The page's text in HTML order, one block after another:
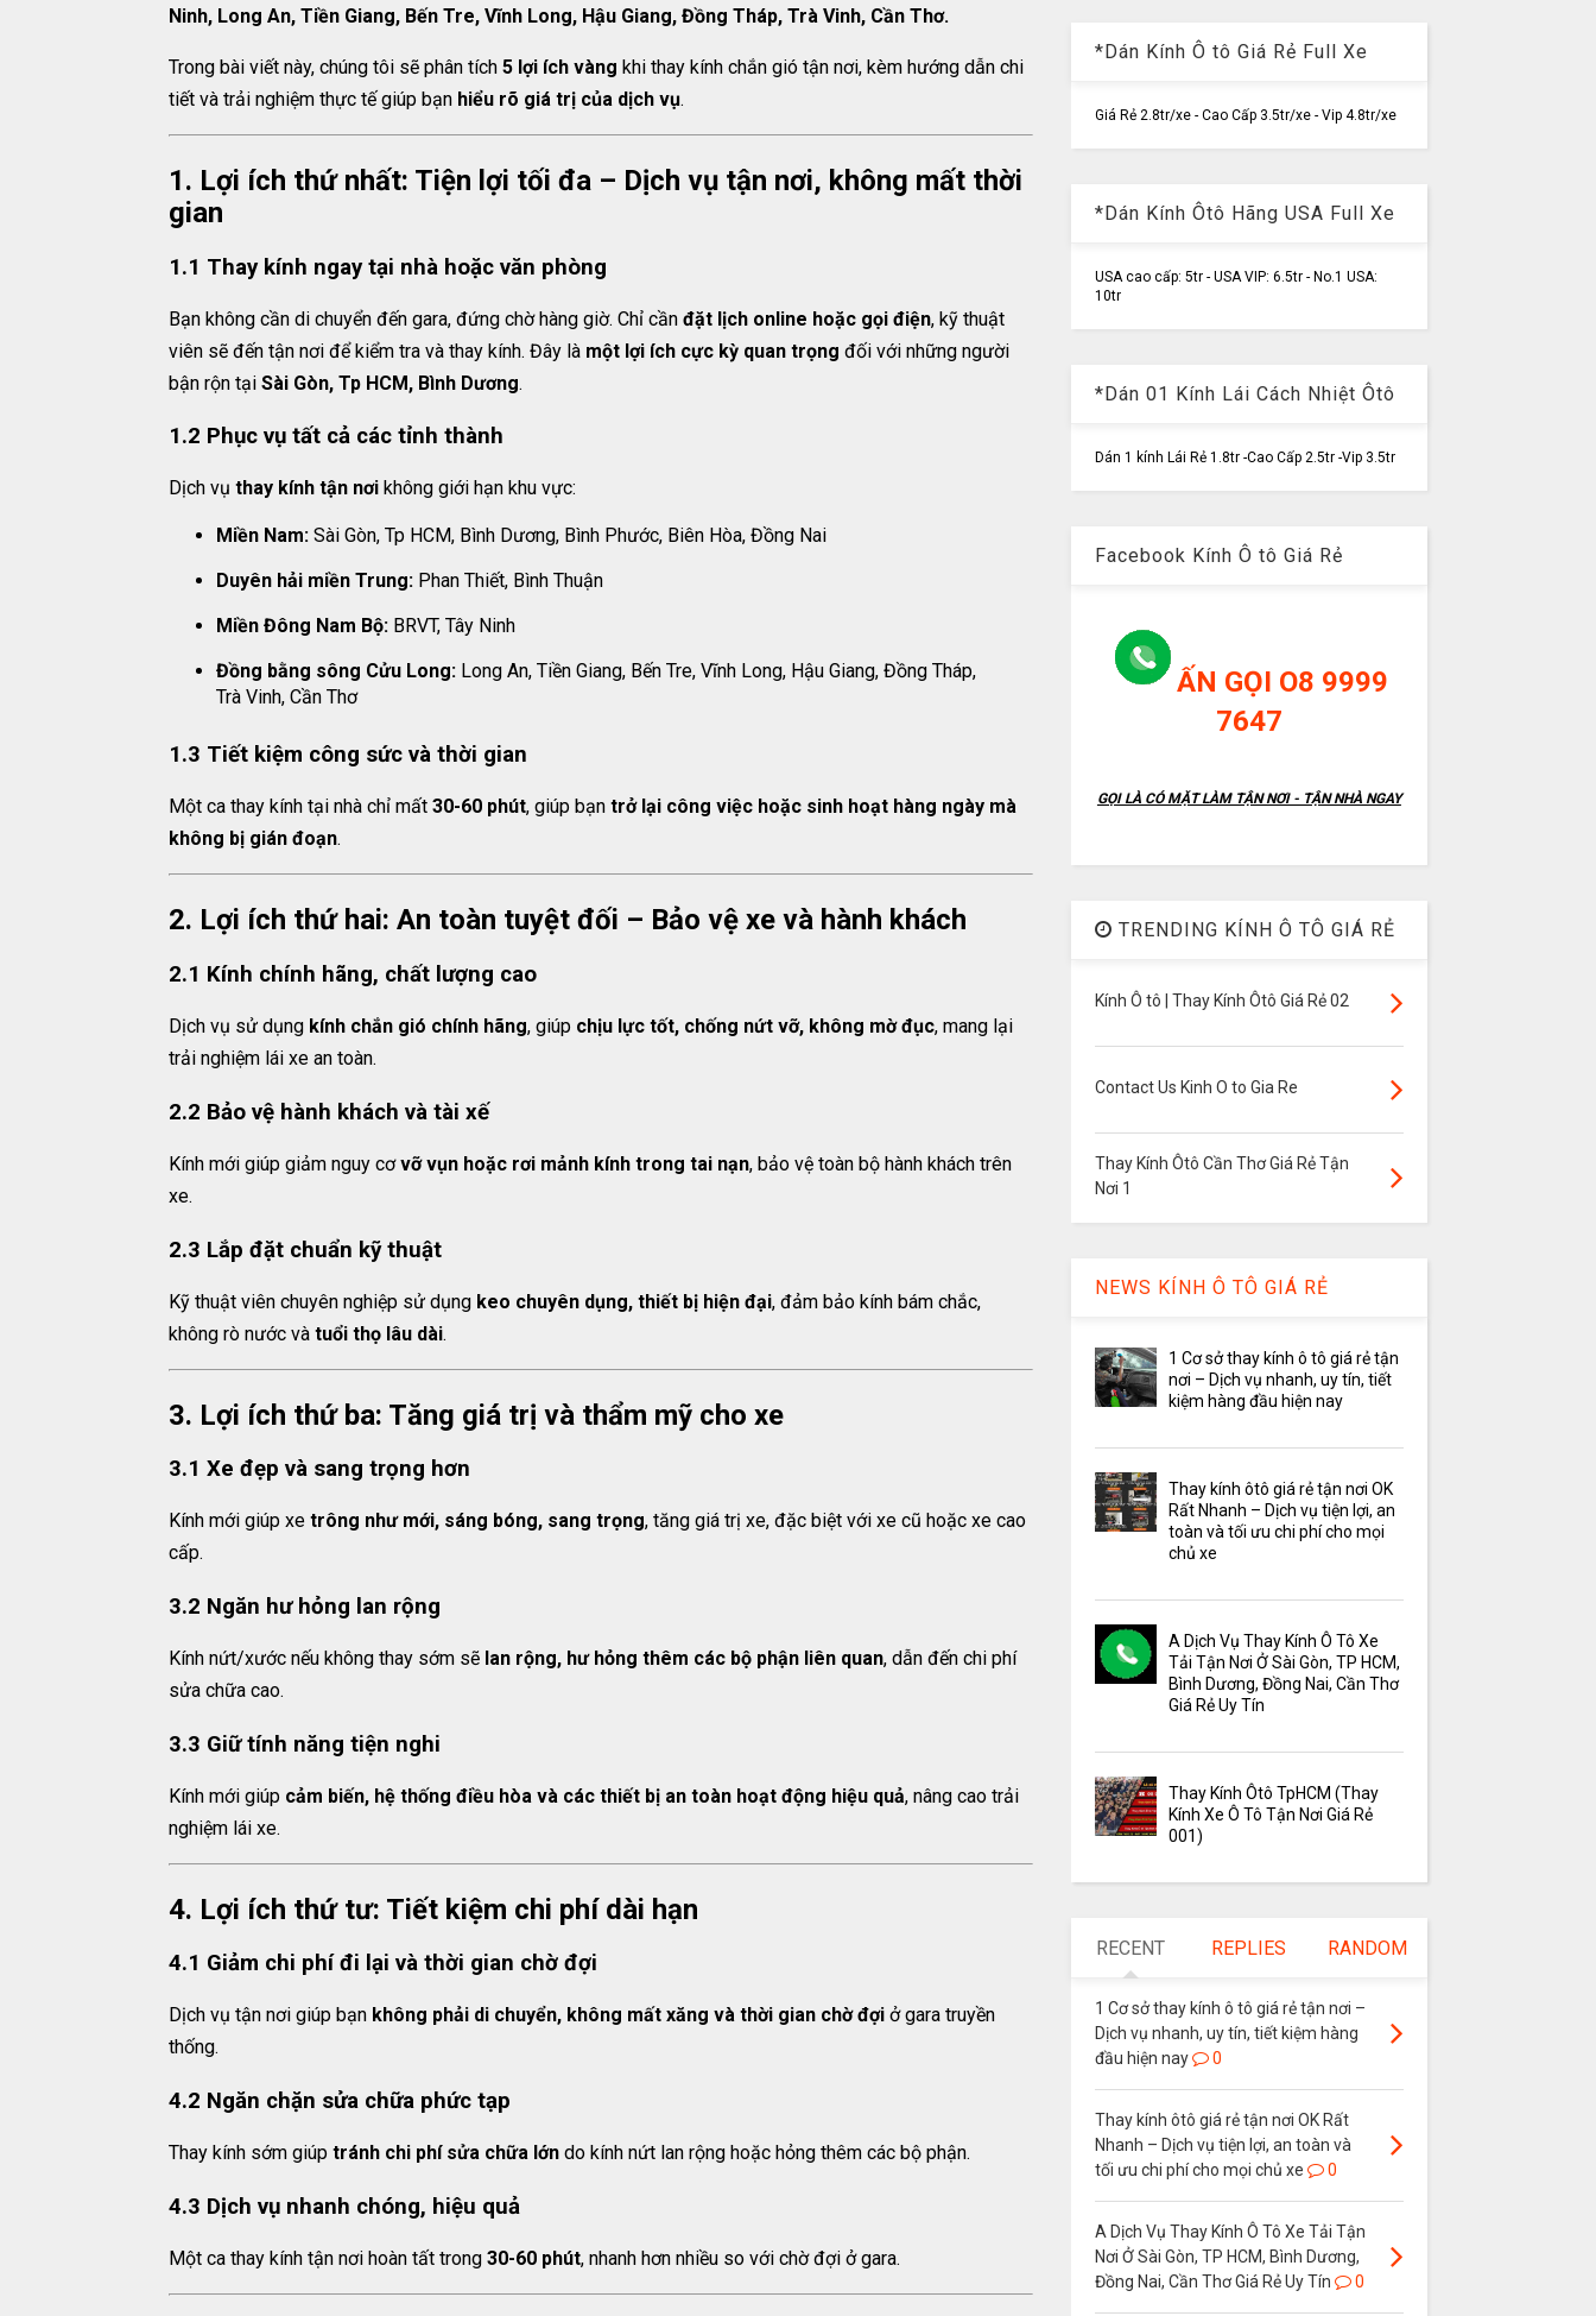
Ninh, Long An, Tiền Giang, Bến Tre, Vĩnh Long, Hậu Giang, Đồng Tháp, Trà Vinh, Cần Thơ.
Trong bài viết này, chúng tôi sẽ phân tích 5 lợi ích vàng khi thay kính chắn gió tận nơi, kèm hướng dẫn chi
tiết và trải nghiệm thực tế giúp bạn hiểu rõ giá trị của dịch vụ.
1. Lợi ích thứ nhất: Tiện lợi tối đa – Dịch vụ tận nơi, không mất thời
gian
1.1 Thay kính ngay tại nhà hoặc văn phòng
Bạn không cần di chuyển đến gara, đứng chờ hàng giờ. Chỉ cần đặt lịch online hoặc gọi điện, kỹ thuật
viên sẽ đến tận nơi để kiểm tra và thay kính. Đây là một lợi ích cực kỳ quan trọng đối với những người
bận rộn tại Sài Gòn, Tp HCM, Bình Dương.
1.2 Phục vụ tất cả các tỉnh thành
Dịch vụ thay kính tận nơi không giới hạn khu vực:
Miền Nam: Sài Gòn, Tp HCM, Bình Dương, Bình Phước, Biên Hòa, Đồng Nai
Duyên hải miền Trung: Phan Thiết, Bình Thuận
Miền Đông Nam Bộ: BRVT, Tây Ninh
Đồng bằng sông Cửu Long: Long An, Tiền Giang, Bến Tre, Vĩnh Long, Hậu Giang, Đồng Tháp,
Trà Vinh, Cần Thơ
1.3 Tiết kiệm công sức và thời gian
Một ca thay kính tại nhà chỉ mất 30-60 phút, giúp bạn trở lại công việc hoặc sinh hoạt hàng ngày mà
không bị gián đoạn.
2. Lợi ích thứ hai: An toàn tuyệt đối – Bảo vệ xe và hành khách
2.1 Kính chính hãng, chất lượng cao
Dịch vụ sử dụng kính chắn gió chính hãng, giúp chịu lực tốt, chống nứt vỡ, không mờ đục, mang lại
trải nghiệm lái xe an toàn.
2.2 Bảo vệ hành khách và tài xế
Kính mới giúp giảm nguy cơvỡ vụn hoặc rơi mảnh kính trong tai nạn, bảo vệ toàn bộ hành khách trên
xe.
2.3 Lắp đặt chuẩn kỹ thuật
Kỹ thuật viên chuyên nghiệp sử dụng keo chuyên dụng, thiết bị hiện đại, đảm bảo kính bám chắc,
không rò nước và tuổi thọ lâu dài.
3. Lợi ích thứ ba: Tăng giá trị và thẩm mỹ cho xe
3.1 Xe đẹp và sang trọng hơn
Kính mới giúp xe trông như mới, sáng bóng, sang trọng, tăng giá trị xe, đặc biệt với xe cũ hoặc xe cao
cấp.
3.2 Ngăn hư hỏng lan rộng
Kính nứt/xước nếu không thay sớm sẽ lan rộng, hư hỏng thêm các bộ phận liên quan, dẫn đến chi phí
sửa chữa cao.
3.3 Giữ tính năng tiện nghi
Kính mới giúp cảm biến, hệ thống điều hòa và các thiết bị an toàn hoạt động hiệu quả, nâng cao trải
nghiệm lái xe.
4. Lợi ích thứ tư: Tiết kiệm chi phí dài hạn
4.1 Giảm chi phí đi lại và thời gian chờ đợi
Dịch vụ tận nơi giúp bạn không phải di chuyển, không mất xăng và thời gian chờ đợi ở gara truyền
thống.
4.2 Ngăn chặn sửa chữa phức tạp
Thay kính sớm giúp tránh chi phí sửa chữa lớn do kính nứt lan rộng hoặc hỏng thêm các bộ phận.
4.3 Dịch vụ nhanh chóng, hiệu quả
Một ca thay kính tận nơi hoàn tất trong 30-60 phút, nhanh hơn nhiều so với chờ đợi ở gara.
*Dán Kính Ô tô Giá Rẻ Full Xe
Giá Rẻ 2.8tr/xe - Cao Cấp 3.5tr/xe - Vip 4.8tr/xe
*Dán Kính Ôtô Hãng USA Full Xe
USA cao cấp: 5tr - USA VIP: 6.5tr - No.1 USA:
10tr
*Dán 01 Kính Lái Cách Nhiệt Ôtô
Dán 1 kính Lái Rẻ 1.8tr -Cao Cấp 2.5tr -Vip 3.5tr
Facebook Kính Ô tô Giá Rẻ
ẤN GỌI O8 9999
7647
GỌI LÀ CÓ MẶT LÀM TẬN NƠI - TẬN NHÀ NGAY
TRENDING KÍNH Ô TÔ GIÁ RẺ
Kính Ô tô | Thay Kính Ôtô Giá Rẻ 02
Contact Us Kinh O to Gia Re
Thay Kính Ôtô Cần Thơ Giá Rẻ Tận
Nơi 1
NEWS KÍNH Ô TÔ GIÁ RẺ
1 Cơ sở thay kính ô tô giá rẻ tận
nơi – Dịch vụ nhanh, uy tín, tiết
kiệm hàng đầu hiện nay
Thay kính ôtô giá rẻ tận nơi OK
Rất Nhanh – Dịch vụ tiện lợi, an
toàn và tối ưu chi phí cho mọi
chủ xe
A Dịch Vụ Thay Kính Ô Tô Xe
Tải Tận Nơi Ở Sài Gòn, TP HCM,
Bình Dương, Đồng Nai, Cần Thơ
Giá Rẻ Uy Tín
Thay Kính Ôtô TpHCM (Thay
Kính Xe Ô Tô Tận Nơi Giá Rẻ
001)
RECENT REPLIES RANDOM
1 Cơ sở thay kính ô tô giá rẻ tận nơi –
Dịch vụ nhanh, uy tín, tiết kiệm hàng
đầu hiện nay
0
Thay kính ôtô giá rẻ tận nơi OK Rất
Nhanh – Dịch vụ tiện lợi, an toàn và
tối ưu chi phí cho mọi chủ xe
0
A Dịch Vụ Thay Kính Ô Tô Xe Tải Tận
Nơi Ở Sài Gòn, TP HCM, Bình Dương,
Đồng Nai, Cần Thơ Giá Rẻ Uy Tín
0